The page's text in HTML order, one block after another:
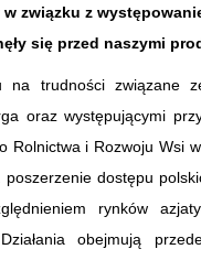
w związku z
się przed naszymi
na trudności związane
oraz występującymi
Rolnictwa i Rozwoju Wsi
dostępu
rynków
Działania obejmują